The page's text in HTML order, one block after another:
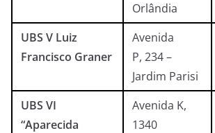
Orlândia
UBS V Luiz
Francisco Graner
Avenida
P, 234 –
Jardim Parisi
UBS VI
“Aparecida
Avenida K,
1340